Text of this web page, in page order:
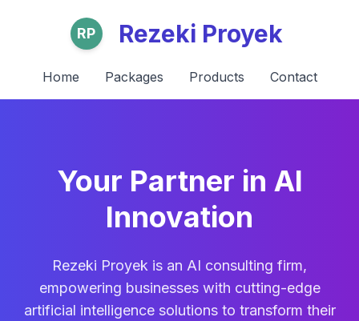
RP Rezeki Proyek
Home Packages Products Contact
Your Partner in AI
Innovation
Rezeki Proyek is an AI consulting firm,
empowering businesses with cutting-edge
artificial intelligence solutions to transform their